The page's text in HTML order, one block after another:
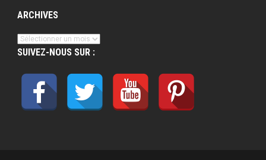
ARCHIVES
Archives
SUIVEZ-NOUS SUR :